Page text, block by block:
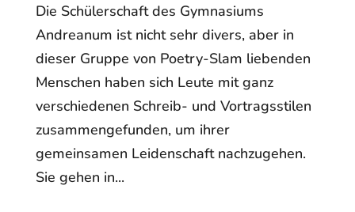
Die Schülerschaft des Gymnasiums
Andreanum ist nicht sehr divers, aber in
dieser Gruppe von Poetry-Slam liebenden
Menschen haben sich Leute mit ganz
verschiedenen Schreib- und Vortragsstilen
zusammengefunden, um ihrer
gemeinsamen Leidenschaft nachzugehen.
Sie gehen in...